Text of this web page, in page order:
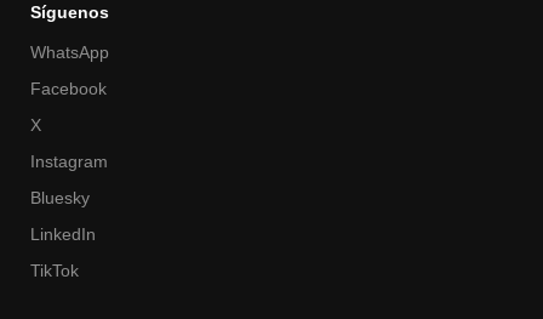
Síguenos
WhatsApp
Facebook
X
Instagram
Bluesky
LinkedIn
TikTok